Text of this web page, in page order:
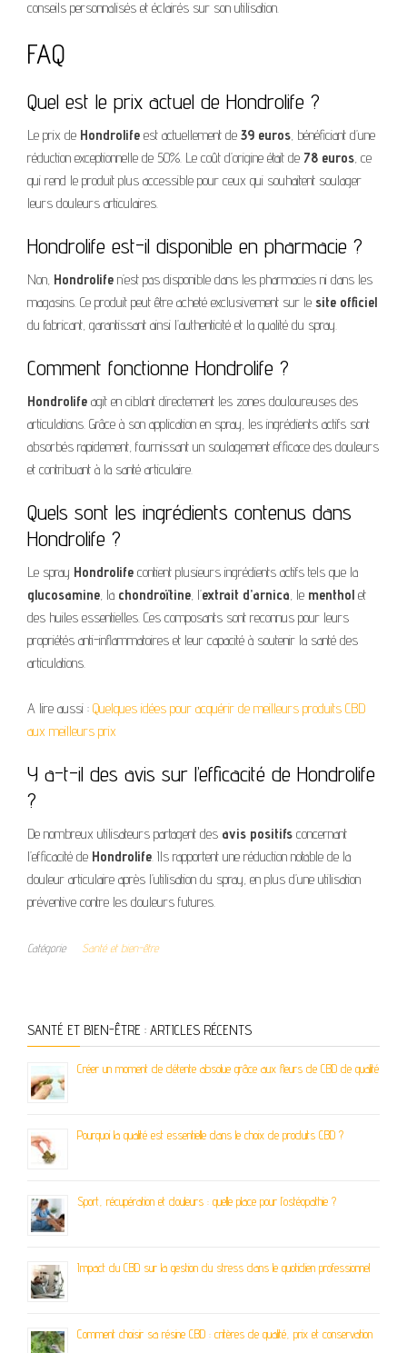
conseils personnalisés et éclairés sur son utilisation.
FAQ
Quel est le prix actuel de Hondrolife ?
Le prix de Hondrolife est actuellement de 39 euros, bénéficiant d’une
réduction exceptionnelle de 50%. Le coût d’origine était de 78 euros, ce
qui rend le produit plus accessible pour ceux qui souhaitent soulager
leurs douleurs articulaires.
Hondrolife est-il disponible en pharmacie ?
Non, Hondrolife n’est pas disponible dans les pharmacies ni dans les
magasins. Ce produit peut être acheté exclusivement sur le site officiel
du fabricant, garantissant ainsi l’authenticité et la qualité du spray.
Comment fonctionne Hondrolife ?
Hondrolife agit en ciblant directement les zones douloureuses des
articulations. Grâce à son application en spray, les ingrédients actifs sont
absorbés rapidement, fournissant un soulagement efficace des douleurs
et contribuant à la santé articulaire.
Quels sont les ingrédients contenus dans
Hondrolife ?
Le spray Hondrolife contient plusieurs ingrédients actifs tels que la
glucosamine, la chondroïtine, l’extrait d’arnica, le menthol et
des huiles essentielles. Ces composants sont reconnus pour leurs
propriétés anti-inflammatoires et leur capacité à soutenir la santé des
articulations.
A lire aussi : Quelques idées pour acquérir de meilleurs produits CBD
aux meilleurs prix
Y a-t-il des avis sur l’efficacité de Hondrolife
?
De nombreux utilisateurs partagent des avis positifs concernant
l’efficacité de Hondrolife. Ils rapportent une réduction notable de la
douleur articulaire après l’utilisation du spray, en plus d’une utilisation
préventive contre les douleurs futures.
Catégorie Santé et bien-être
SANTÉ ET BIEN-ÊTRE : ARTICLES RÉCENTS
Créer un moment de détente absolue grâce aux fleurs de CBD de qualité
Pourquoi la qualité est essentielle dans le choix de produits CBD ?
Sport, récupération et douleurs : quelle place pour l’ostéopathie ?
Impact du CBD sur la gestion du stress dans le quotidien professionnel
Comment choisir sa résine CBD : critères de qualité, prix et conservation